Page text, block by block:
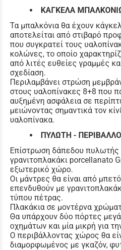
ΚΑΓΚΕΛΑ
Τα μπαλκόνια θα έχουν
αποτελείται από στιβαρό
που συγκρατεί τους
κολώνες, το οποίο
από λιτές ευθείες γραμμές
σχεδίαση.
Περιλαμβάνει στρώση
στους υαλοπίνακες 8+8 που
αυξημένη ασφάλεια σε
μειώνοντας σημαντικά τον
υαλοπίνακα.
ΠΥΛΩΤΗ -
Επίστρωση δάπεδου πυλωτής
γρανιτοπλακάκι porcellanato
εξωτερικό χώρο.
Οι μάντρες θα είναι από
επενδυθούν με
τύπου πέτρας.
Πλακάκια σε μοντέρνα
Θα υπάρχουν δύο πόρτες
οχημάτων και μία μικρή για
Ο περιβάλλοντας χώρος θα
διαμορφωμένος με γκαζόν,